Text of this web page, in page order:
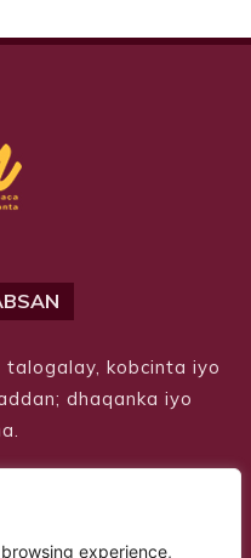
experience,
kobcinta iyo
dhaqanka iyo